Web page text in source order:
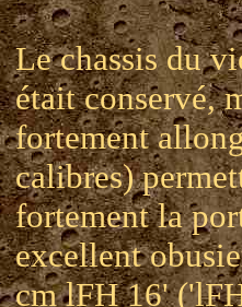
Le chassis du
était conservé,
fortement
calibres)
fortement la
excellent
cm lFH 16'